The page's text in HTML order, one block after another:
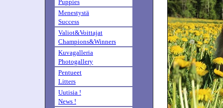
Puppies
Menestystä
Success
Valiot&Voittajat
Champions&Winners
Kuvagalleria
Photogallery
Pentueet
Litters
Uutisia !
News !